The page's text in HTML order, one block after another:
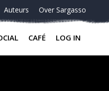
Auteurs Over Sargasso
CAFÉ LOG IN